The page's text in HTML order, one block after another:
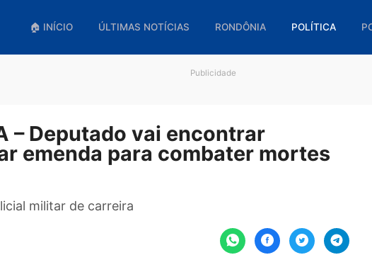
🏠 INÍCIO ÚLTIMAS NOTÍCIAS RONDÔNIA
– Deputado vai encontrar
emenda para combater
policial militar de carreira